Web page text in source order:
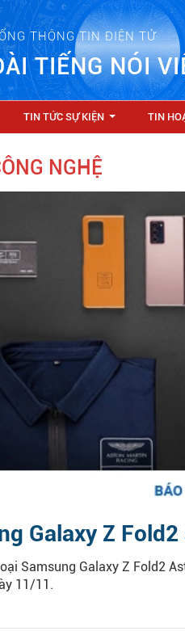
THÔNG TIN ĐIỆN TỬ
TIẾNG NÓI
TIN TỨC SỰ KIỆN TIN
NGHỆ
Galaxy Z
Samsung Galaxy Z Fold2
11/11.